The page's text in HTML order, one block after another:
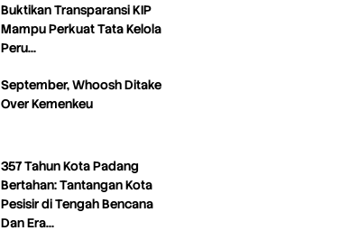
Buktikan Transparansi KIP
Mampu Perkuat Tata Kelola
Peru…
September, Whoosh Ditake
Over Kemenkeu
357 Tahun Kota Padang
Bertahan: Tantangan Kota
Pesisir di Tengah Bencana
Dan Era…